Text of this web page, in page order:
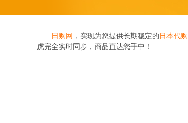
日购网 ，实现为您提供长期稳定的日本代购
虎完全实时同步，商品直达您手中！